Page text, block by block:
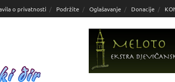
o privatnosti Podržite Oglašavanje Donacije